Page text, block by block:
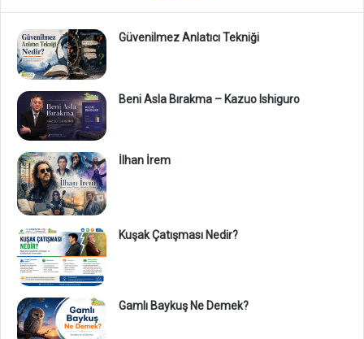
Güvenilmez Anlatıcı Tekniği
Beni Asla Bırakma – Kazuo Ishiguro
İlhan İrem
Kuşak Çatışması Nedir?
Gamlı Baykuş Ne Demek?